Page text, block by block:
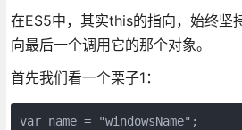
在ES5中，其实this的指向，始终坚
向最后一个调用它的那个对象。
首先我们看一个栗子1：
var name = "windowsName";